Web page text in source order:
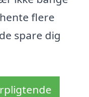
flere
spare dig